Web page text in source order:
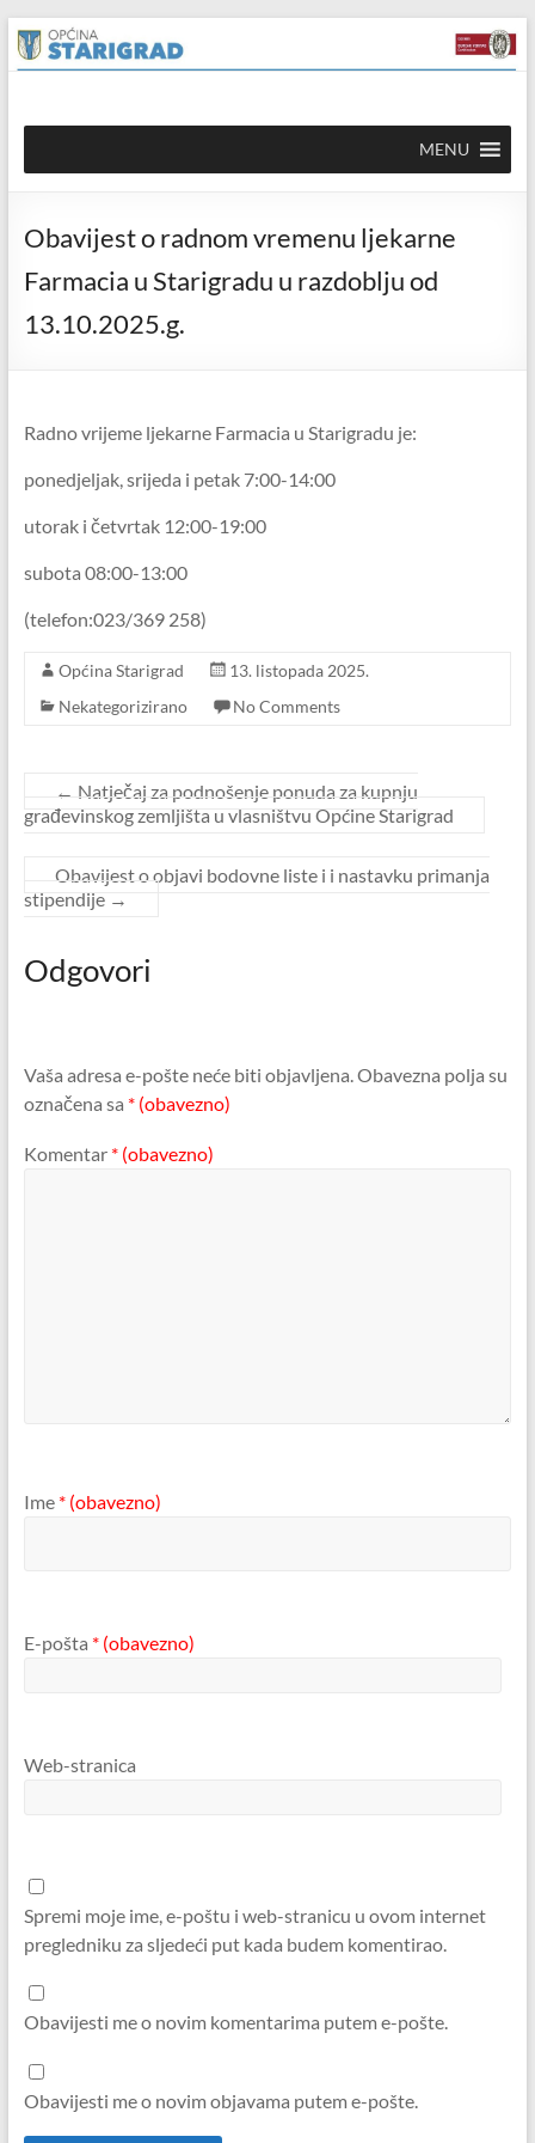
content
Skip
to
content
Općina
Starigrad
mrežna
stranica
MENU
Obavijest o radnom vremenu ljekarne
Farmacia u Starigradu u razdoblju od
13.10.2025.g.
Radno vrijeme ljekarne Farmacia u Starigradu je:
ponedjeljak, srijeda i petak 7:00-14:00
utorak i četvrtak 12:00-19:00
subota 08:00-13:00
(telefon:023/369 258)
Općina Starigrad
13. listopada 2025.
Nekategorizirano
No Comments
← Natječaj za podnošenje ponuda za kupnju
građevinskog zemljišta u vlasništvu Općine Starigrad
Obavijest o objavi bodovne liste i i nastavku primanja
stipendije →
Odgovori
Vaša adresa e-pošte neće biti objavljena.Obavezna polja su
označena sa * (obavezno)
Komentar * (obavezno)
Ime * (obavezno)
E-pošta * (obavezno)
Web-stranica
Spremi moje ime, e-poštu i web-stranicu u ovom internet
pregledniku za sljedeći put kada budem komentirao.
Obavijesti me o novim komentarima putem e-pošte.
Obavijesti me o novim objavama putem e-pošte.